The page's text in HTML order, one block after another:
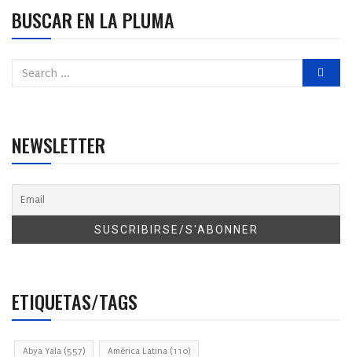
BUSCAR EN LA PLUMA
NEWSLETTER
ETIQUETAS/TAGS
Abya Yala (557) América Latina (110)